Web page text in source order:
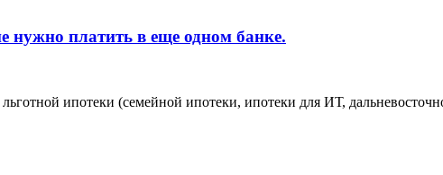
нужно платить в еще одном банке.
ипотеки (семейной ипотеки, ипотеки для ИТ,